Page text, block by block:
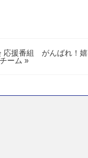
応援番組 がんばれ！嬉
ーム »